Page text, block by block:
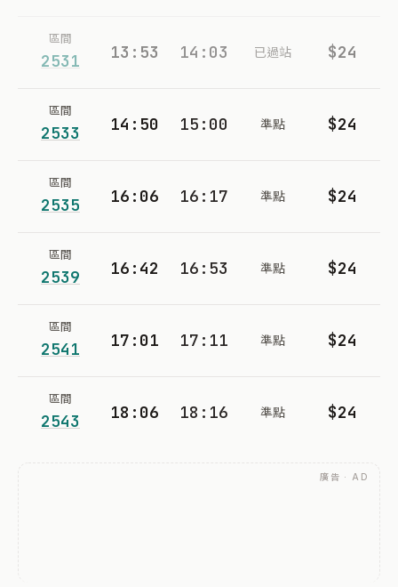
區間
2531 13:53 14:03 已過站 $24
區間
2533 14:50 15:00 準點 $24
區間
2535 16:06 16:17 準點 $24
區間
2539 16:42 16:53 準點 $24
區間
2541 17:01 17:11 準點 $24
區間
2543 18:06 18:16 準點 $24
廣告 · AD